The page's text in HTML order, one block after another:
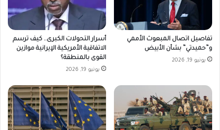
تفاصيل اتصال المبعوث الأممي
و”حميدتي” بشأن الأبيض
يونيو 19, 2026
أسرار التحولات الكبرى.. كيف ترسم
الاتفاقية الأمريكية الإيرانية موازين
القوى بالمنطقة؟
يونيو 19, 2026